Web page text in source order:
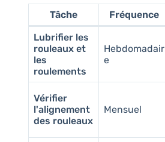
Tâche Fréquence
Lubrifier les
rouleaux et
les
roulements
Hebdomadair
e
Vérifier
l'alignement
des rouleaux
Mensuel